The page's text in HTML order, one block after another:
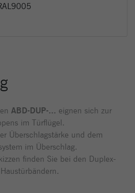
ABD-DUP-... eignen sich zur
im Türflügel.
Überschlagstärke und dem
im Überschlag.
finden Sie bei den Duplex-